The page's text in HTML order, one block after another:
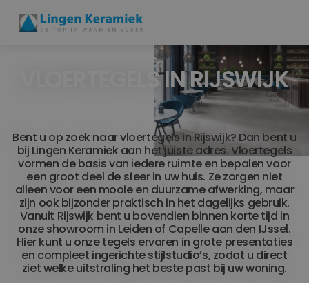
PVC
MEER PRODUCTEN
SHOWROOM BEZOEKEN
Stijlstudio's
Projecten
VLOERTEGELS IN RIJSWIJK
Bent u op zoek naar vloertegels in Rijswijk? Dan bent u
bij Lingen Keramiek aan het juiste adres. Vloertegels
vormen de basis van iedere ruimte en bepalen voor
een groot deel de sfeer in uw huis. Ze zorgen niet
alleen voor een mooie en duurzame afwerking, maar
zijn ook bijzonder praktisch in het dagelijks gebruik.
Vanuit Rijswijk bent u bovendien binnen korte tijd in
onze showroom in Leiden of Capelle aan den IJssel.
Hier kunt u onze tegels ervaren in grote presentaties
en compleet ingerichte stijlstudio’s, zodat u direct
ziet welke uitstraling het beste past bij uw woning.